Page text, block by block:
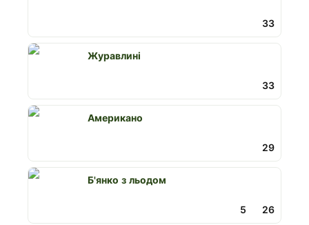
33
33
Журавлині
29
Американо
5 26
Б'янко з льодом